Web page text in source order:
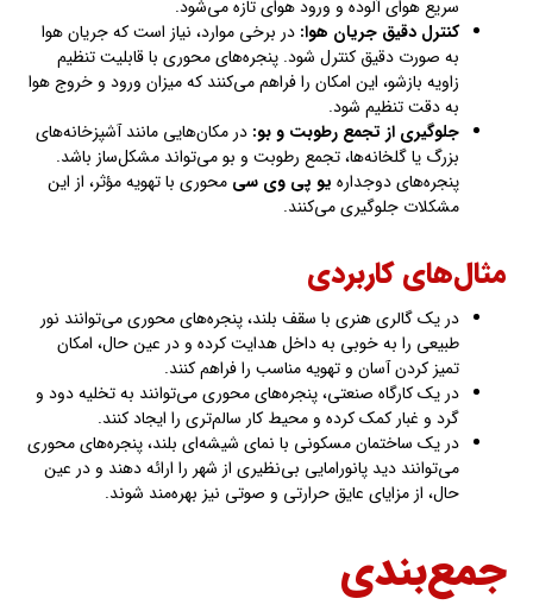
سریع هوای آلوده و ورود هوای تازه می‌شود.
کنترل دقیق جریان هوا: در برخی موارد، نیاز است که جریان هوا
به صورت دقیق کنترل شود. پنجره‌های محوری با قابلیت تنظیم
زاویه بازشو، این امکان را فراهم می‌کنند که میزان ورود و خروج هوا
به دقت تنظیم شود.
جلوگیری از تجمع رطوبت و بو: در مکان‌هایی مانند آشپزخانه‌های
بزرگ یا گلخانه‌ها، تجمع رطوبت و بو می‌تواند مشکل‌ساز باشد.
پنجره‌های دوجداره یو پی وی سی محوری با تهویه مؤثر، از این
مشکلات جلوگیری می‌کنند.
مثال‌های کاربردی
در یک گالری هنری با سقف بلند، پنجره‌های محوری می‌توانند نور
طبیعی را به خوبی به داخل هدایت کرده و در عین حال، امکان
تمیز کردن آسان و تهویه مناسب را فراهم کنند.
در یک کارگاه صنعتی، پنجره‌های محوری می‌توانند به تخلیه دود و
گرد و غبار کمک کرده و محیط کار سالم‌تری را ایجاد کنند.
در یک ساختمان مسکونی با نمای شیشه‌ای بلند، پنجره‌های محوری
می‌توانند دید پانورامایی بی‌نظیری از شهر را ارائه دهند و در عین
حال، از مزایای عایق حرارتی و صوتی نیز بهره‌مند شوند.
جمع‌بندی